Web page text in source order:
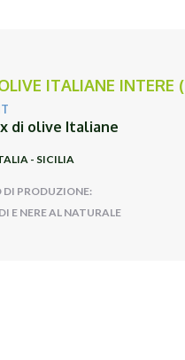
ITALIANE INTERE (
di olive Italiane
- SICILIA
DI PRODUZIONE:
E NERE AL NATURALE